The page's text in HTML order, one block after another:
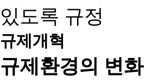
있도록 규정
규제개혁
규제환경의 변화